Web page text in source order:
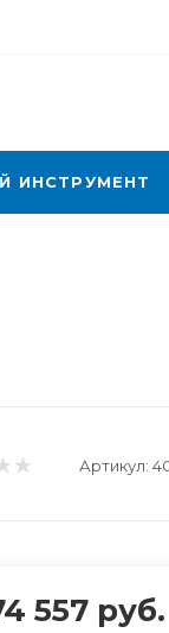
ИНСТРУМЕНТ
Артикул:
557руб.